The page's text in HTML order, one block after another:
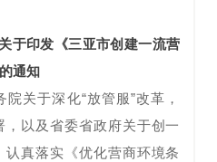
于印发《三亚市创建一流营
通知
关于深化“放管服”改革，
以及省委省政府关于创一
真落实《优化营商环境条